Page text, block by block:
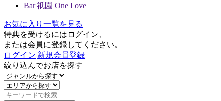
Bar 祇園 One Love
お気に入り一覧を見る
特典を受けるにはログイン、
または会員に登録してください。
ログイン 新規会員登録
絞り込んでお店を探す